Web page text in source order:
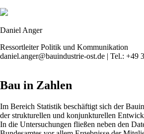
Daniel Anger
Ressortleiter Politik und Kommunikation
daniel.anger@bauindustrie-ost.de | Tel.: +49
Bau in Zahlen
Im Bereich Statistik beschäftigt sich der
der strukturellen und konjunkturellen
In die Untersuchungen fließen neben den